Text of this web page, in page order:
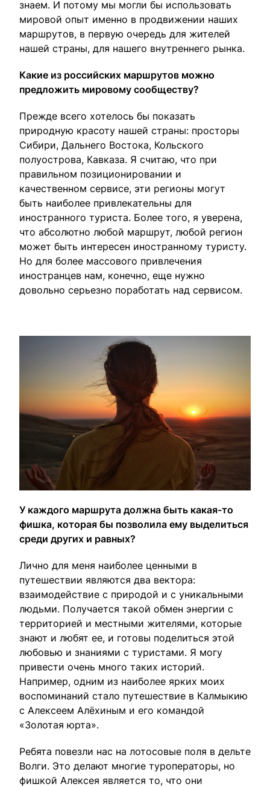
знаем. И потому мы могли бы использовать
мировой опыт именно в продвижении наших
маршрутов, в первую очередь для жителей
нашей страны, для нашего внутреннего рынка.
Какие из российских маршрутов можно
предложить мировому сообществу?
Прежде всего хотелось бы показать
природную красоту нашей страны: просторы
Сибири, Дальнего Востока, Кольского
полуострова, Кавказа. Я считаю, что при
правильном позиционировании и
качественном сервисе, эти регионы могут
быть наиболее привлекательны для
иностранного туриста. Более того, я уверена,
что абсолютно любой маршрут, любой регион
может быть интересен иностранному туристу.
Но для более массового привлечения
иностранцев нам, конечно, еще нужно
довольно серьезно поработать над сервисом.
У каждого маршрута должна быть какая-то
фишка, которая бы позволила ему выделиться
среди других и равных?
Лично для меня наиболее ценными в
путешествии являются два вектора:
взаимодействие с природой и с уникальными
людьми. Получается такой обмен энергии с
территорией и местными жителями, которые
знают и любят ее, и готовы поделиться этой
любовью и знаниями с туристами. Я могу
привести очень много таких историй.
Например, одним из наиболее ярких моих
воспоминаний стало путешествие в Калмыкию
с Алексеем Алёхиным и его командой
«Золотая юрта».
Ребята повезли нас на лотосовые поля в дельте
Волги. Это делают многие туроператоры, но
фишкой Алексея является то, что они